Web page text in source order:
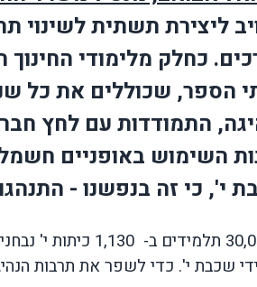
ליצירת תשתית לשינוי
כחלק מלימודי החינוך
הספר, שכוללים את כל
התמודדות עם לחץ
השימוש באופניים
י', כי זה בנפשנו -
כ-30,000
שכבת י'. כדי לשפר את תרבות